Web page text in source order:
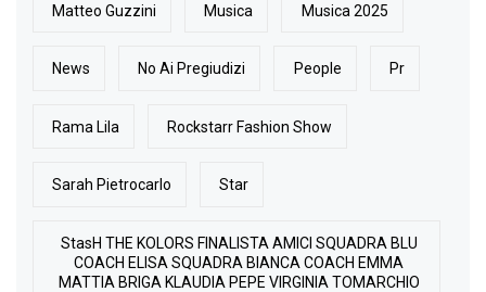
Matteo Guzzini Musica Musica 2025
News No Ai Pregiudizi People Pr
Rama Lila Rockstarr Fashion Show
Sarah Pietrocarlo Star
StasH THE KOLORS FINALISTA AMICI SQUADRA BLU
COACH ELISA SQUADRA BIANCA COACH EMMA
MATTIA BRIGA KLAUDIA PEPE VIRGINIA TOMARCHIO